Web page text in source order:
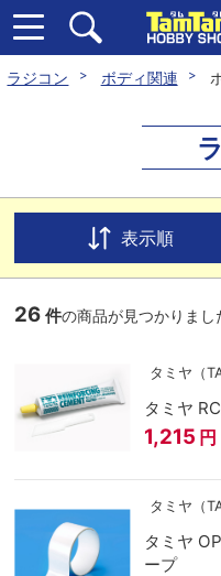
ラジコン ボディ関連
表示順
26 件の商品が見つかりまし
タミヤ（
タ
1,215 円
タミヤ（
タミヤ
ープ